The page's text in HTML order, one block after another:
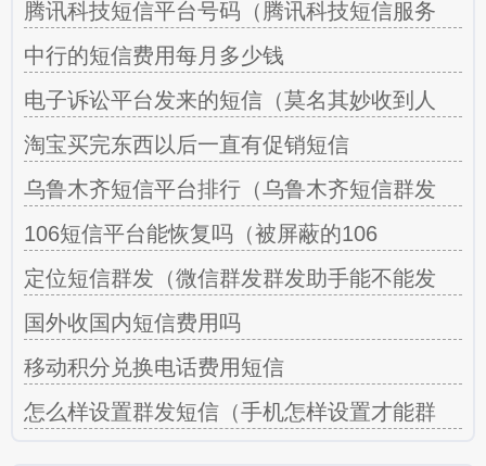
腾讯科技短信平台号码（腾讯科技短信服务
中行的短信费用每月多少钱
电子诉讼平台发来的短信（莫名其妙收到人
淘宝买完东西以后一直有促销短信
乌鲁木齐短信平台排行（乌鲁木齐短信群发
106短信平台能恢复吗（被屏蔽的106
定位短信群发（微信群发群发助手能不能发
国外收国内短信费用吗
移动积分兑换电话费用短信
怎么样设置群发短信（手机怎样设置才能群